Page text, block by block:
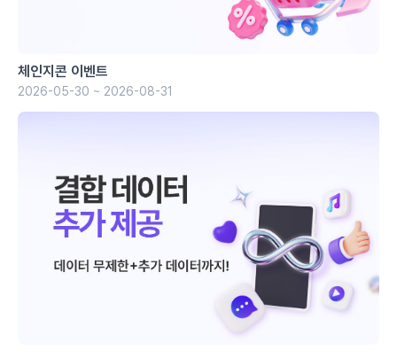
체인지콘 이벤트
2026-05-30 ~ 2026-08-31